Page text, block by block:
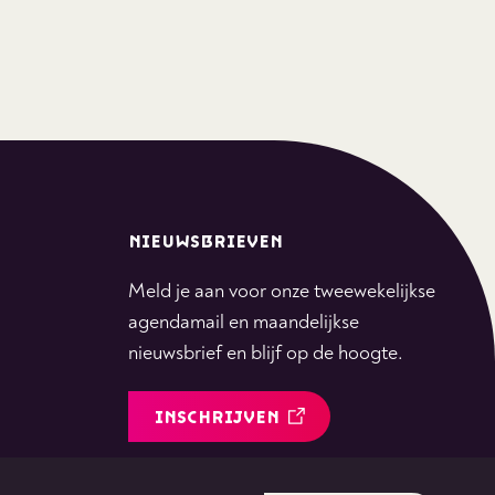
NIEUWSBRIEVEN
Meld je aan voor onze tweewekelijkse
agendamail en maandelijkse
nieuwsbrief en blijf op de hoogte.
INSCHRIJVEN